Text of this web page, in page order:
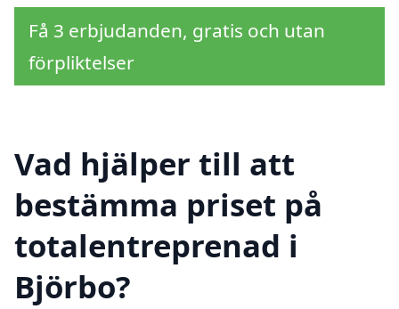
Få 3 erbjudanden, gratis och utan
förpliktelser
Vad hjälper till att
bestämma priset på
totalentreprenad i
Björbo?